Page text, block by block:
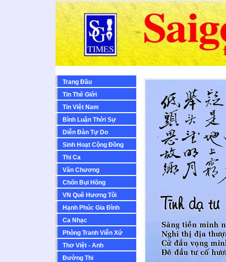
Trang Đầu
Tin Thế Giới
Tin Việt Nam
Bình Luận Thời Sự
Diễn Ðàn Tự Do
Sinh Hoạt Cộng Ðồng
Thi Ca
Văn Chương
Chốn Bụi Hồng
VN Quê Hương Tôi
Hạnh Phúc Gia Đình
Ca Nhạc
Phòng Tranh Viễn Xứ
Thơ Việt - Anh
Ðường Thi